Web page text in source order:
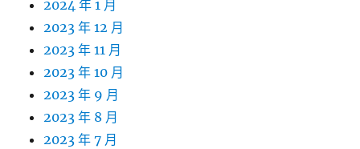
2024 年 1 月
2023 年 12 月
2023 年 11 月
2023 年 10 月
2023 年 9 月
2023 年 8 月
2023 年 7 月